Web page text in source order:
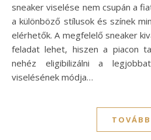
sneaker viselése nem csupán a
a különböző stílusok és színek
elérhetők. A megfelelő sneaker
feladat lehet, hiszen a piacon
nehéz eligibilizálni a
viselésének módja…
TOVÁBB